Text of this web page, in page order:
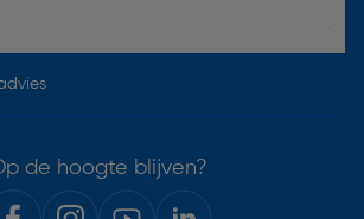
de hoogte blijven?